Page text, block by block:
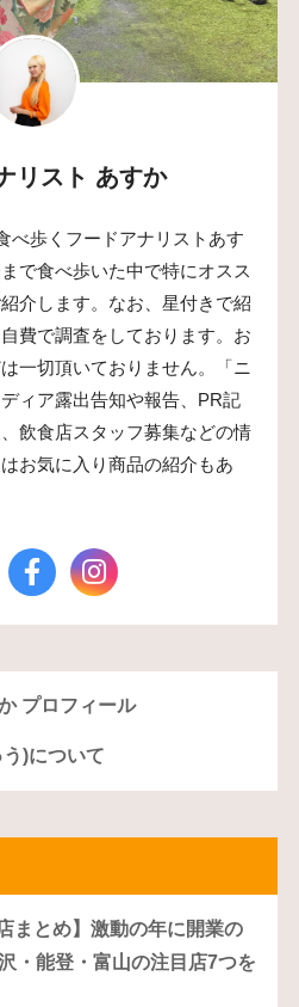
リスト あすか
べ歩くフードアナリストあす
で食べ歩いた中で特にオスス
介します。なお、星付きで紹
費で調査をしております。お
一切頂いておりません。「ニ
ィア露出告知や報告、PR記
飲食店スタッフ募集などの情
お気に入り商品の紹介もあ
プロフィール
)について
まとめ】激動の年に開業の
・能登・富山の注目店7つを